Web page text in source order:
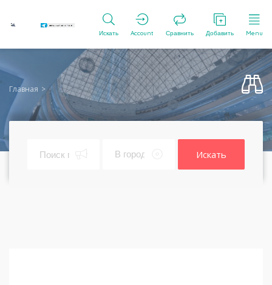
Искать Account Сравнить Добавить Menu
Главная
Искать